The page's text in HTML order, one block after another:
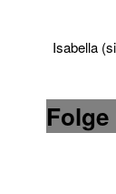
Isabella